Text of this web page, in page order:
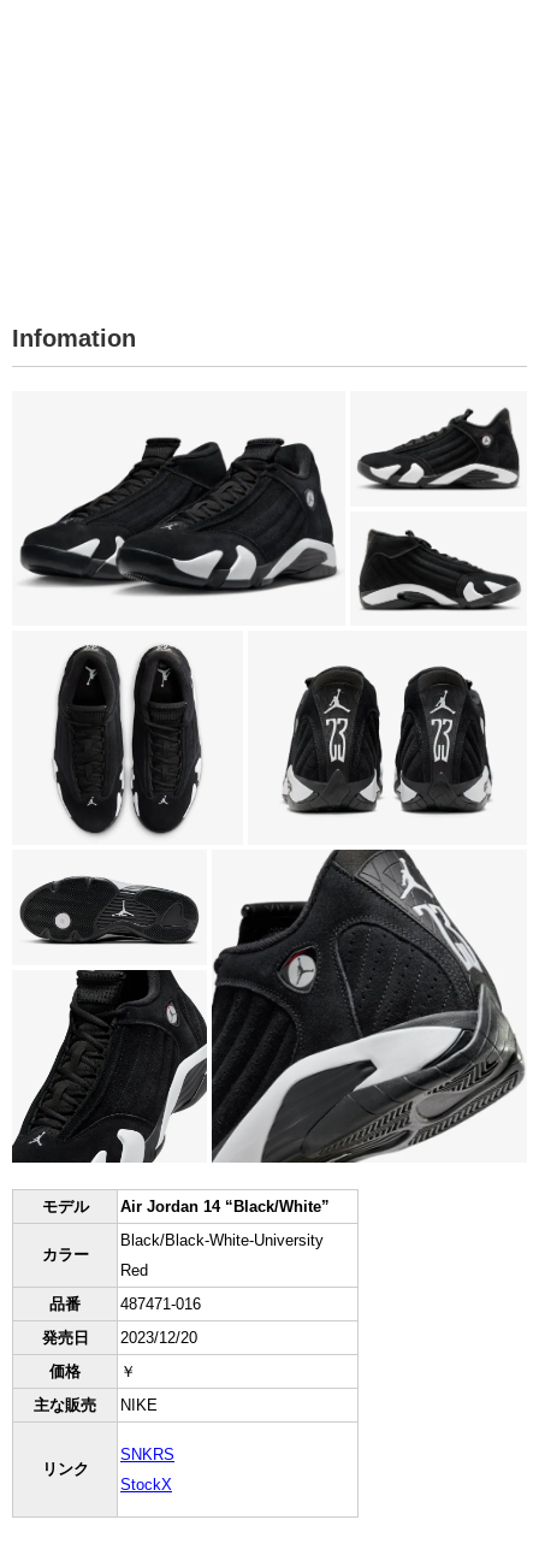
Infomation
モデル Air Jordan 14 “Black/White”
カラー
Black/Black-White-University
Red
品番
487471-016
発売日
2023/12/20
価格
￥
主な販売
NIKE
リンク
SNKRS
StockX